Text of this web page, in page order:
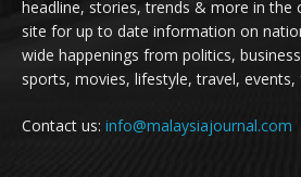
headline, stories, trends & more in the
site for up to date information on
wide happenings from politics,
sports, movies, lifestyle, travel,
Contact us: info@malaysiajournal.com